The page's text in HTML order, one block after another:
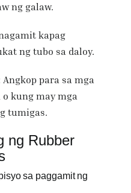
ng galaw.
kapag
ng tubo sa daloy.
para sa mga
kung may mga
tumigas.
ng Rubber
sa paggamit ng